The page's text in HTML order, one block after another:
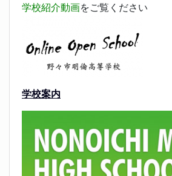
学校紹介動画をご覧ください
学校案内